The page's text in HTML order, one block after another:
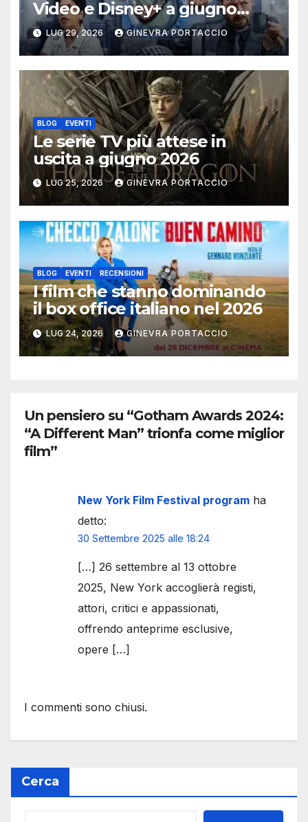
Video e Disney+ a giugno
2026
LUG 29, 2026 GINEVRA PORTACCIO
BLOG EVENTI
Le serie TV più attese in
uscita a giugno 2026
LUG 25, 2026 GINEVRA PORTACCIO
BLOG EVENTI RECENSIONI
I film che stanno dominando
il box office italiano nel 2026
LUG 24, 2026 GINEVRA PORTACCIO
Un pensiero su “Gotham Awards 2024:
“A Different Man” trionfa come miglior
film”
New York Film Festival program ha
detto:
30 Settembre 2025 alle 18:24
[…] 26 settembre al 13 ottobre
2025, New York accoglierà registi,
attori, critici e appassionati,
offrendo anteprime esclusive,
opere […]
I commenti sono chiusi.
Cerca